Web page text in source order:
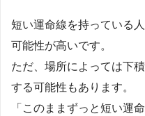
短い運命線を持っている
可能性が高いです。
ただ、場所によっては下
する可能性もあります。
「このままずっと短い運